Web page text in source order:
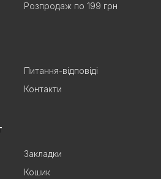
Розпродаж по 199 грн
Питання-відповіді
Контакти
Закладки
Кошик